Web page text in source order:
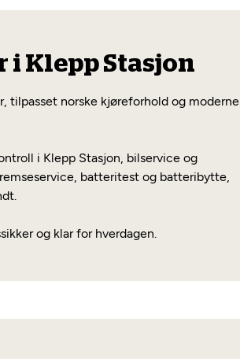
Klepp Stasjon
tilpasset norske kjøreforhold og moderne
i Klepp Stasjon, bilservice og
batteritest og batteribytte,
og klar for hverdagen.